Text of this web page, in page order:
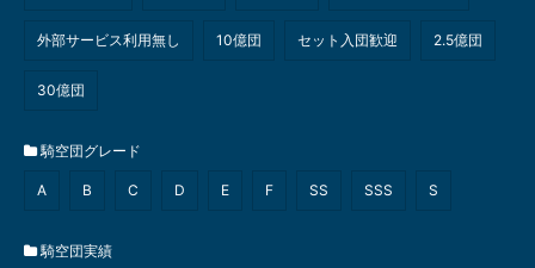
外部サービス利用無し 10億団 セット入団歓迎 2.5億団
30億団
騎空団グレード
A B C D E F SS SSS S
騎空団実績